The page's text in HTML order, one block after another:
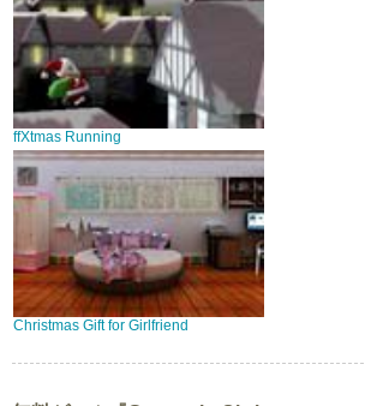
ffXtmas Running
Christmas Gift for Girlfriend